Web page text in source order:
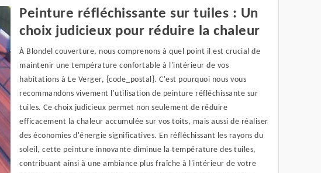
Peinture réfléchissante sur tuiles : Un
choix judicieux pour réduire la chaleur
À Blondel couverture, nous comprenons à quel point il est crucial de
maintenir une température confortable à l'intérieur de vos
habitations à Le Verger, {code_postal}. C'est pourquoi nous vous
recommandons vivement l'utilisation de peinture réfléchissante sur
tuiles. Ce choix judicieux permet non seulement de réduire
efficacement la chaleur accumulée sur vos toits, mais aussi de réaliser
des économies d'énergie significatives. En réfléchissant les rayons du
soleil, cette peinture innovante diminue la température des tuiles,
contribuant ainsi à une ambiance plus fraîche à l'intérieur de votre